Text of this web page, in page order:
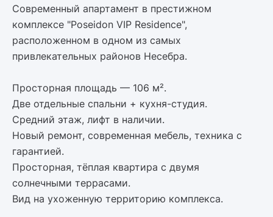
Современный апартамент в престижном
комплексе "Poseidon VIP Residence",
расположенном в одном из самых
привлекательных районов Несебра.
Просторная площадь — 106 м².
Две отдельные спальни + кухня-студия.
Средний этаж, лифт в наличии.
Новый ремонт, современная мебель, техника с
гарантией.
Просторная, тёплая квартира с двумя
солнечными террасами.
Вид на ухоженную территорию комплекса.